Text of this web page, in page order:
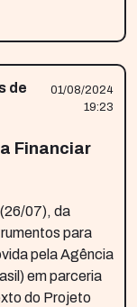
de
01/08/2024
19:23
Financiar
07), da
para
pela Agência
em parceria
do Projeto